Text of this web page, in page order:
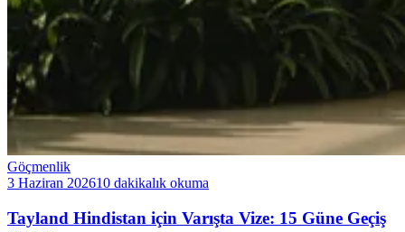
Göçmenlik
3 Haziran 202610 dakikalık okuma
Tayland Hindistan için Varışta Vize: 15 Güne Geçiş